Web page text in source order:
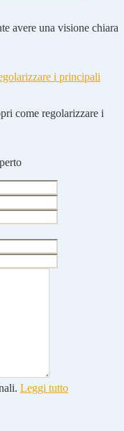
avere una visione chiara
i principali
come regolarizzare i
Leggi tutto